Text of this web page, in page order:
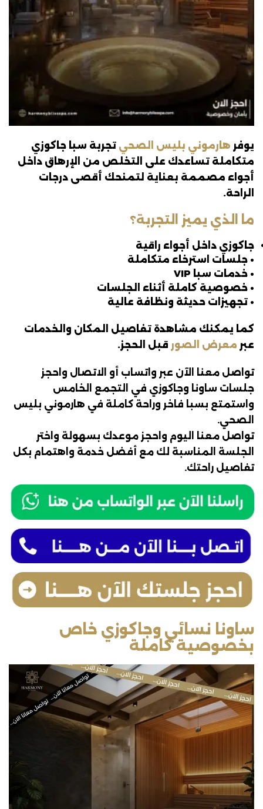
يوفر هارموني بليس الصحي تجربة سبا جاكوزي
متكاملة تساعدك على التخلص من الإرهاق داخل
أجواء مصممة بعناية لتمنحك أقصى درجات
الراحة.
ما الذي يميز التجربة؟
جاكوزي داخل أجواء راقية
• جلسات استرخاء متكاملة
• خدمات سبا VIP
• خصوصية كاملة أثناء الجلسات
• تجهيزات حديثة ونظافة عالية
كما يمكنك مشاهدة تفاصيل المكان والخدمات
عبر معرض الصور قبل الحجز.
تواصل معنا الآن عبر واتساب أو الاتصال واحجز
جلسات ساونا وجاكوزي في التجمع الخامس
واستمتع بسبا فاخر وراحة كاملة في هارموني بليس
الصحي.
تواصل معنا اليوم واحجز موعدك بسهولة واختر
الجلسة المناسبة لك مع أفضل خدمة واهتمام بكل
تفاصيل راحتك.
ساونا نسائي وجاكوزي خاص
بخصوصية كاملة